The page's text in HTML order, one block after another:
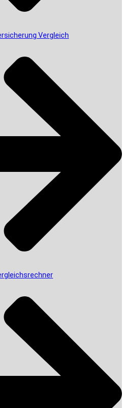
Vergleich